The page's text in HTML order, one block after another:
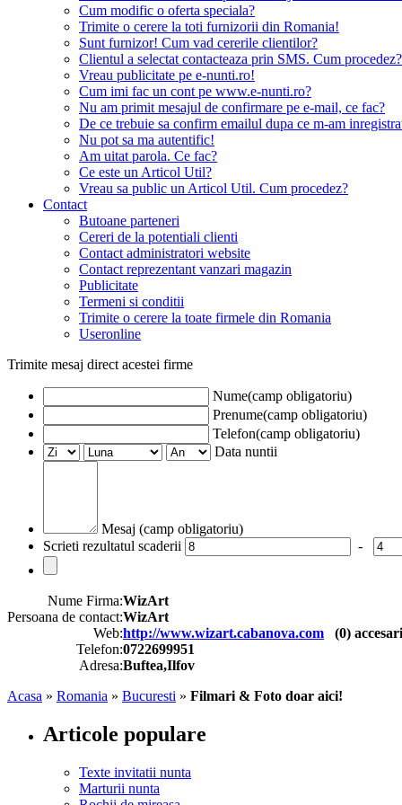
Cum modific o oferta speciala?
Trimite o cerere la toti furnizorii din Romania!
Sunt furnizor! Cum vad cererile clientilor?
Clientul a selectat contacteaza prin SMS. Cum procedez?
Vreau publicitate pe e-nunti.ro!
Cum imi fac un cont pe www.e-nunti.ro?
Nu am primit mesajul de confirmare pe e-mail, ce fac?
De ce trebuie sa confirm emailul dupa ce m-am
Nu pot sa ma autentific!
Am uitat parola. Ce fac?
Ce este un Articol Util?
Vreau sa public un Articol Util. Cum procedez?
Contact
Butoane parteneri
Cereri de la potentiali clienti
Contact administratori website
Contact reprezentant vanzari magazin
Publicitate
Termeni si conditii
Trimite o cerere la toate firmele din Romania
Useronline
Trimite mesaj direct acestei firme
Nume(camp obligatoriu)
Prenume(camp obligatoriu)
Telefon(camp obligatoriu)
Data nuntii
Mesaj (camp obligatoriu)
Scrieti rezultatul scaderii
-
Nume Firma:WizArt
Persoana de contact:WizArt
Web:http://www.wizart.cabanova.com (0) accesari
Telefon:0722699951
Adresa:Buftea,Ilfov
Acasa » Romania » Bucuresti » Filmari & Foto doar aici!
Articole populare
Texte invitatii nunta
Marturii nunta